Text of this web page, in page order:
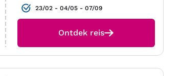
23/02 - 04/05 - 07/09
Ontdek reis